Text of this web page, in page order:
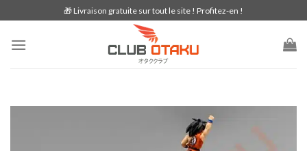
to
content
🎁 Livraison gratuite sur tout le site ! Profitez-en !